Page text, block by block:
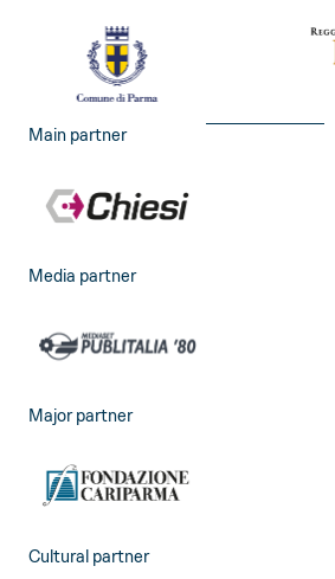
Main partner
Media partner
Major partner
Cultural partner